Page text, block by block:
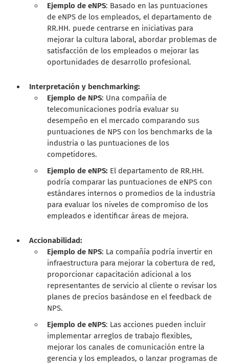
Ejemplo de eNPS: Basado en las puntuaciones
de eNPS de los empleados, el departamento de
RR.HH. puede centrarse en iniciativas para
mejorar la cultura laboral, abordar problemas de
satisfacción de los empleados o mejorar las
oportunidades de desarrollo profesional.
Interpretación y benchmarking:
Ejemplo de NPS: Una compañía de
telecomunicaciones podría evaluar su
desempeño en el mercado comparando sus
puntuaciones de NPS con los benchmarks de la
industria o las puntuaciones de los
competidores.
Ejemplo de eNPS: El departamento de RR.HH.
podría comparar las puntuaciones de eNPS con
estándares internos o promedios de la industria
para evaluar los niveles de compromiso de los
empleados e identificar áreas de mejora.
Accionabilidad:
Ejemplo de NPS: La compañía podría invertir en
infraestructura para mejorar la cobertura de red,
proporcionar capacitación adicional a los
representantes de servicio al cliente o revisar los
planes de precios basándose en el feedback de
NPS.
Ejemplo de eNPS: Las acciones pueden incluir
implementar arreglos de trabajo flexibles,
mejorar los canales de comunicación entre la
gerencia y los empleados, o lanzar programas de